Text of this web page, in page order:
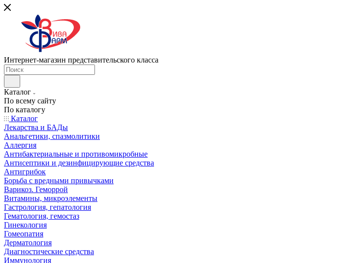
Интернет-магазин представительского класса
Каталог
По всему сайту
По каталогу
Каталог
Лекарства и БАДы
Анальгетики, спазмолитики
Аллергия
Антибактериальные и противомикробные
Антисептики и дезинфицирующие средства
Антигрибок
Борьба с вредными привычками
Варикоз. Геморрой
Витамины, микроэлементы
Гастрология, гепатология
Гематология, гемостаз
Гинекология
Гомеопатия
Дерматология
Диагностические средства
Иммунология